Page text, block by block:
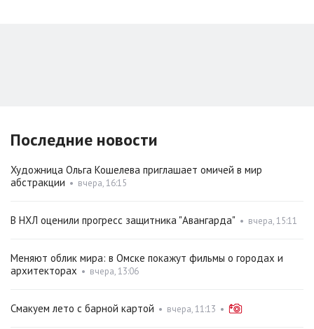
Последние новости
Художница Ольга Кошелева приглашает омичей в мир
абстракции • вчера, 16:15
В НХЛ оценили прогресс защитника "Авангарда" • вчера, 15:11
Меняют облик мира: в Омске покажут фильмы о городах и
архитекторах • вчера, 13:06
Смакуем лето с барной картой • вчера, 11:13 •